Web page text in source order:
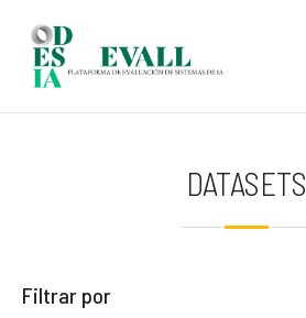
DATASETS
Filtrar por